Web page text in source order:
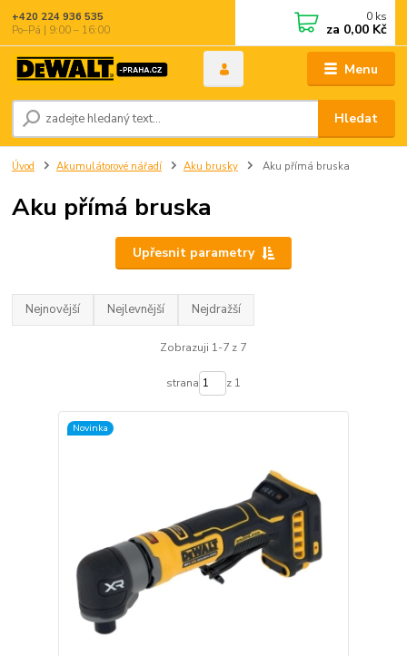
Menu
Hledat
+420 224 936 535
Po–Pá | 9:00 – 16:00
0 ks
za 0,00 Kč
Úvod Akumulátorové nářadí Aku brusky Aku přímá bruska
Aku přímá bruska
Upřesnit parametry
Nejnovější Nejlevnější Nejdražší
Zobrazuji 1-7 z 7
strana z 1
Novinka